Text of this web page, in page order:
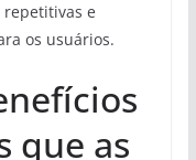
e
os usuários.
que as